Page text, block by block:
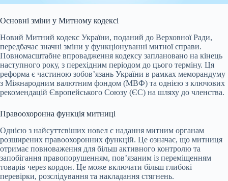
Основні зміни у Митному кодексі
Новий Митний кодекс України, поданий до Верховної Ради,
передбачає значні зміни у функціонуванні митної справи.
Повномасштабне впровадження кодексу заплановано на кінець
наступного року, з перехідним періодом до цього терміну. Ця
реформа є частиною зобов’язань України в рамках меморандуму
з Міжнародним валютним фондом (МВФ) та однією з ключових
рекомендацій Європейського Союзу (ЄС) на шляху до членства.
Правоохоронна функція митниці
Однією з найсуттєвіших новел є надання митним органам
розширених правоохоронних функцій. Це означає, що митниця
отримає повноваження для більш активного контролю та
запобігання правопорушенням, пов’язаним із переміщенням
товарів через кордон. Це може включати більш глибокі
перевірки, розслідування та накладання стягнень.